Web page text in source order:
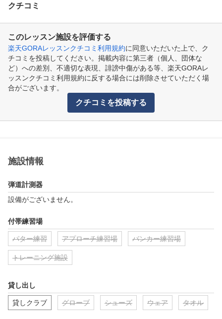
クチコミ
このレッスン施設を評価する
楽天GORAレッスンクチコミ利用規約に同意いただいた上で、ク
チコミを投稿してください。掲載内容に第三者（個人、団体な
ど）への差別、不適切な表現、誹謗中傷がある等、楽天GORAレ
ッスンクチコミ利用規約に反する場合には削除させていただく場
合がございます。
クチコミを投稿する
施設情報
弾道計測器
設備がございません。
付帯練習場
パター練習 アプローチ練習場 バンカー練習場
トレーニング施設
貸し出し
貸しクラブ グローブ シューズ ウェア タオル